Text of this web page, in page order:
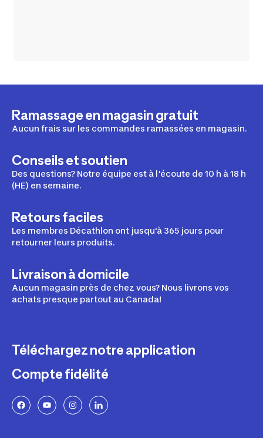
Ramassage en magasin gratuit
Aucun frais sur les commandes ramassées en magasin.
Conseils et soutien
Des questions? Notre équipe est à l'écoute de 10 h à 18 h
(HE) en semaine.
Retours faciles
Les membres Décathlon ont jusqu'à 365 jours pour
retourner leurs produits.
Livraison à domicile
Aucun magasin près de chez vous? Nous livrons vos
achats presque partout au Canada!
Téléchargez notre application
Compte fidélité